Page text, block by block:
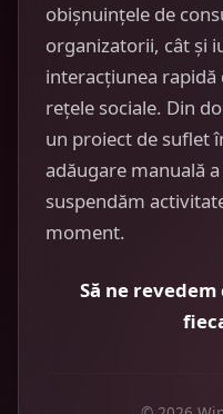
obișnuințele de
organizatorii, cât și
interacțiunea
rețele sociale. Din
un proiect de suflet
adăugare manuală
suspendăm
moment.
Să ne